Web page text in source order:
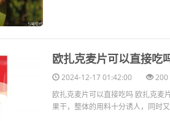
欧扎克麦片可以直接吃
2024-12-17 01:42:00
200
欧扎克麦片可以直接吃吗 欧扎克麦
果干，整体的用料十分诱人，同时